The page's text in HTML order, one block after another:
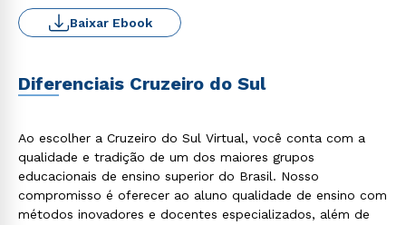
Baixar Ebook
Diferenciais Cruzeiro do Sul
Ao escolher a Cruzeiro do Sul Virtual, você conta com a
qualidade e tradição de um dos maiores grupos
educacionais de ensino superior do Brasil. Nosso
compromisso é oferecer ao aluno qualidade de ensino com
métodos inovadores e docentes especializados, além de